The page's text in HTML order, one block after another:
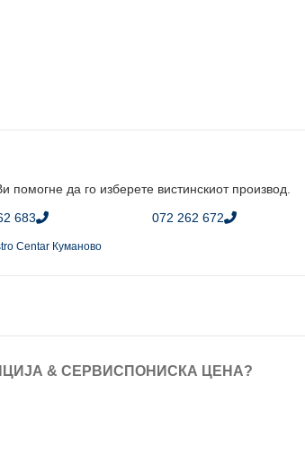
да го изберете вистинскиот производ.
683 072 262 672
Centar Куманово
& СЕРВИС ПОНИСКА ЦЕНА?